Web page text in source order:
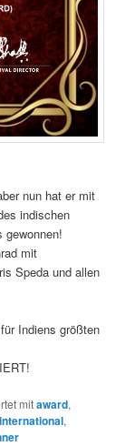
nun hat er mit
indischen
gewonnen!
mit
Speda und allen
Indiens größten
mitaward,
international,